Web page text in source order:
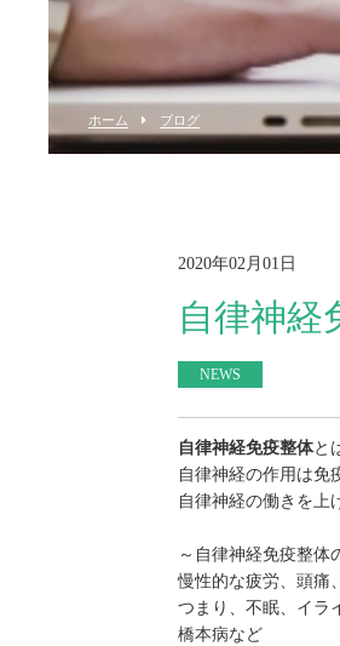
ホーム ブログ
2020年02月01日
自律神
NEWS
自律神経免疫整体と
自律神経の作用は免
自律神経の働きを上
～自律神経免疫整体
慢性的な疲労、頭痛
つまり、不眠、イラ
橋本病など